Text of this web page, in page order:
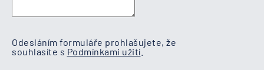
Odesláním formuláře prohlašujete, že
souhlasíte s Podmínkami užití